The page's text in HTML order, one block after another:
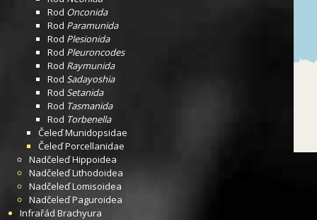
Rod Onconida
Rod Paramunida
Rod Plesionida
Rod Pleuroncodes
Rod Raymunida
Rod Sadayoshia
Rod Setanida
Rod Tasmanida
Rod Torbenella
ČeleďMunidopsidae
ČeleďPorcellanidae
NadčeleďHippoidea
NadčeleďLithodoidea
NadčeleďLomisoidea
NadčeleďPaguroidea
Infrařád Brachyura